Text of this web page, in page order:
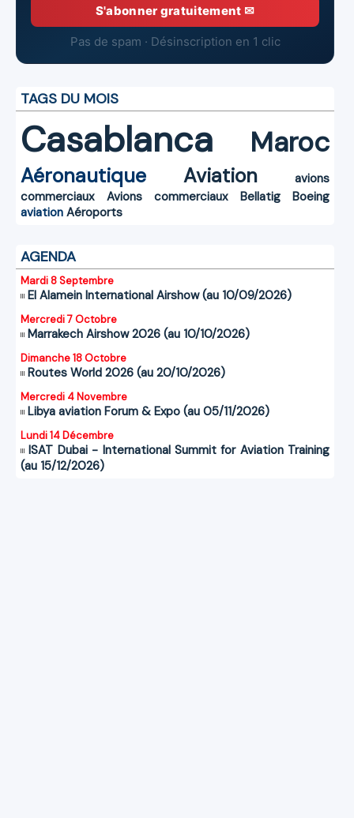
S'abonner gratuitement ✉
Pas de spam · Désinscription en 1 clic
TAGS DU MOIS
Casablanca Maroc
Aéronautique Aviation
avions
commerciaux
Avions commerciaux Bellatig
Boeing
aviation Aéroports
AGENDA
Mardi 8 Septembre
El Alamein International Airshow (au 10/09/2026)
Mercredi 7 Octobre
Marrakech Airshow 2026 (au 10/10/2026)
Dimanche 18 Octobre
Routes World 2026 (au 20/10/2026)
Mercredi 4 Novembre
Libya aviation Forum & Expo (au 05/11/2026)
Lundi 14 Décembre
ISAT Dubai - International Summit for Aviation Training
(au 15/12/2026)